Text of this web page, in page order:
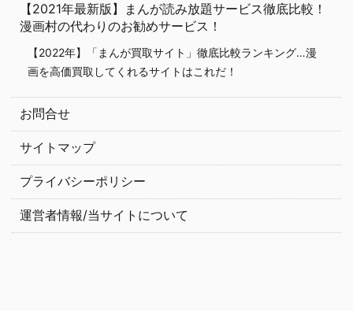
【2021年最新版】まんが読み放題サービス徹底比較！
漫画村の代わりのお勧めサービス！
【2022年】「まんが買取サイト」徹底比較ランキング…漫
画を高価買取してくれるサイトはこれだ！
お問合せ
サイトマップ
プライバシーポリシー
運営者情報/当サイトについて